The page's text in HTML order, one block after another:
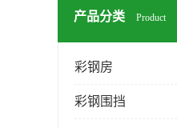
产品分类 Product
彩钢房
彩钢围挡